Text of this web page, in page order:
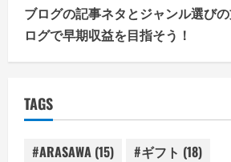
ブログの記事ネタとジャンル選び
ログで早期収益を目指そう！
TAGS
#ARASAWA (15) #ギフト (18)